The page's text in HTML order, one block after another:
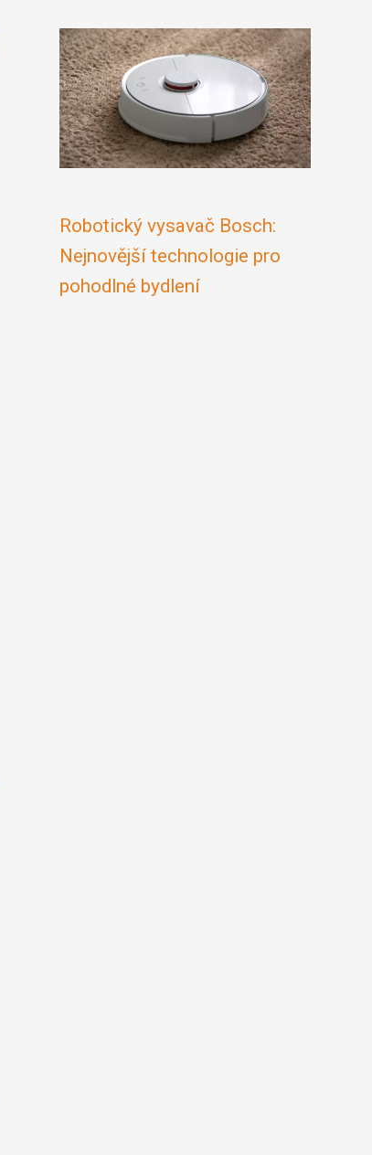
Robotický vysavač Bosch:
Nejnovější technologie pro
pohodlné bydlení